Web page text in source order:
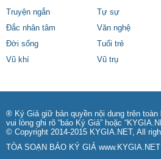
Truyện ngắn
Tự sự
Đắc nhân tâm
Văn nghệ
Đời sống
Tuổi trẻ
Vũ khí
Vũ trụ
® Ký Giả giữ bản quyền nội dung trên
vui lòng ghi rõ “báo Ký Giả” hoặc
© Copyright 2014-2015 KYGIA.NET, All
TÒA SOẠN BÁO KÝ GIẢ www.KYGIA.NET